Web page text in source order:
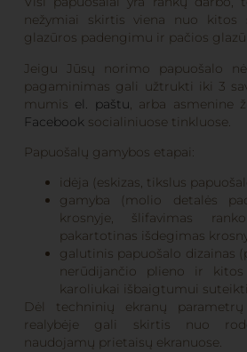
nežymiai skirtis viena nuo kitos
glazūros padengimu ir pačios
Jeigu Jūsų norimo papuošalo
pagaminimas gali užtrukti iki 3
mumis el. paštu, arba asmenine
Facebooksocialiniuose tinkluose.
Papuošalų gamybos etapai:
idėja (eskizas, tikslus
gamyba (molio detalės
krosnyje, šlifavimas
pakartotinas išdegimas
galutinis papuošalo dizainas
nerūdijančio plieno ir
karoliukai išbaigtumui
Dėl techninių ekranų parametrų
realybėje gali skirtis nuo
naudojamų prietaisų ekranuose.